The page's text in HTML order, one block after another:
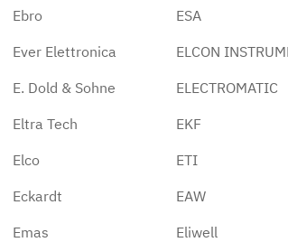
Ebro ESA
Ever Elettronica
ELCON
E. Dold & Sohne
ELECTROMATIC
Eltra Tech
EKF
Elco
ETI
Eckardt
EAW
Emas
Eliwell